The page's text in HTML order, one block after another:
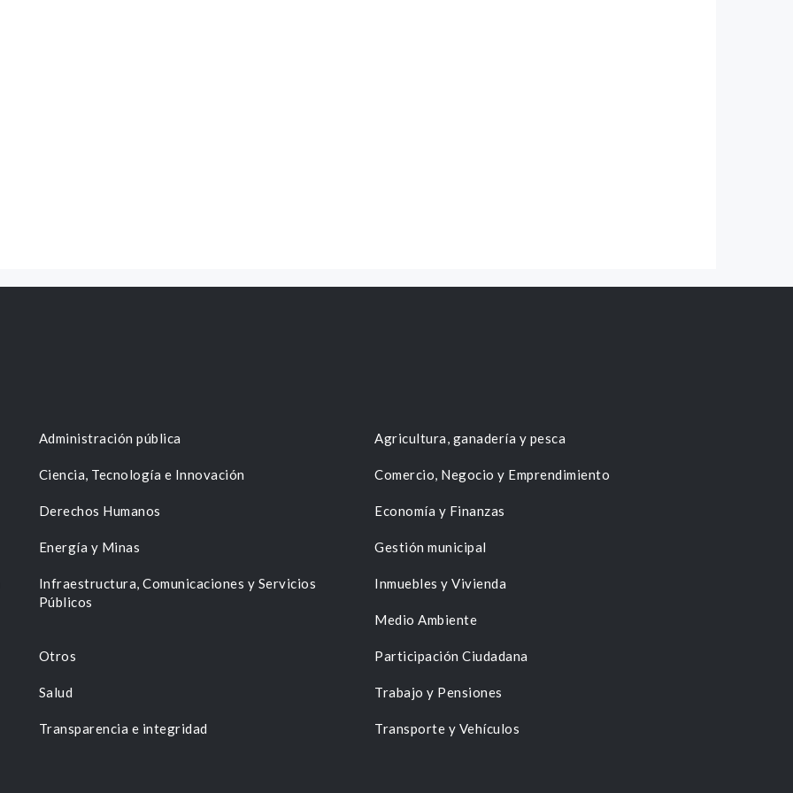
Administración pública Agricultura, ganadería y pesca
Ciencia, Tecnología e Innovación Comercio, Negocio y Emprendimiento
Derechos Humanos Economía y Finanzas
Energía y Minas Gestión municipal
Infraestructura, Comunicaciones y Servicios
Públicos
Inmuebles y Vivienda
Medio Ambiente
Otros Participación Ciudadana
Salud Trabajo y Pensiones
Transparencia e integridad Transporte y Vehículos